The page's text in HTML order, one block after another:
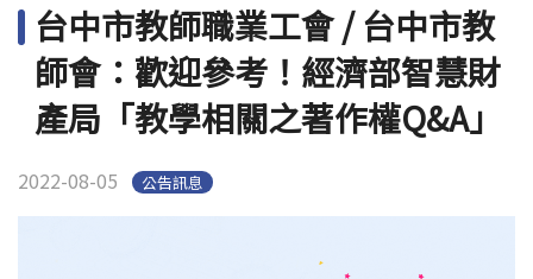
表單及退撫金
台中市教師職業工會 / 台中市教
師會：歡迎參考！經濟部智慧財
產局「教學相關之著作權Q&A」
2022-08-05 公告訊息